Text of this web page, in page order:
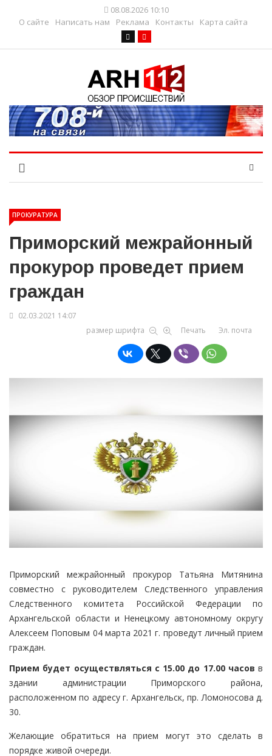
08.08.2026 10:10
О сайте
Написать нам Реклама Контакты Карта сайта
ПРОКУРАТУРА
Приморский межрайонный
прокурор проведет прием
граждан
02.03.2021 14:07
размер шрифта
Печать Эл. почта
Приморский межрайонный прокурор Татьяна Митянина
совместно с руководителем Следственного управления
Следственного комитета Российской Федерации по
Архангельской области и Ненецкому автономному округу
Алексеем Поповым 04 марта 2021 г. проведут личный прием
граждан.
Прием будет осуществляться с 15.00 до 17.00 часов в
здании администрации Приморского района,
расположенном по адресу г. Архангельск, пр. Ломоносова д.
30.
Желающие обратиться на прием могут это сделать в
порядке живой очереди.